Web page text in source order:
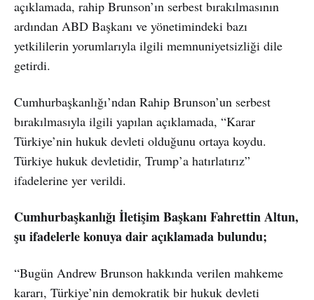
açıklamada, rahip Brunson’ın serbest bırakılmasının
ardından ABD Başkanı ve yönetimindeki bazı
yetkililerin yorumlarıyla ilgili memnuniyetsizliği dile
getirdi.
Cumhurbaşkanlığı’ndan Rahip Brunson’un serbest
bırakılmasıyla ilgili yapılan açıklamada, “Karar
Türkiye’nin hukuk devleti olduğunu ortaya koydu.
Türkiye hukuk devletidir, Trump’a hatırlatırız”
ifadelerine yer verildi.
Cumhurbaşkanlığı İletişim Başkanı Fahrettin Altun,
şu ifadelerle konuya dair açıklamada bulundu;
“Bugün Andrew Brunson hakkında verilen mahkeme
kararı, Türkiye’nin demokratik bir hukuk devleti